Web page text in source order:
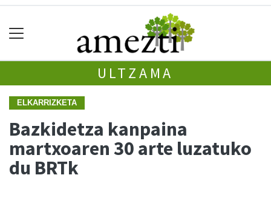
ULTZAMA
ELKARRIZKETA
Bazkidetza kanpaina
martxoaren 30 arte luzatuko
du BRTk